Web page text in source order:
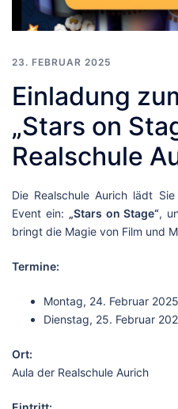
23. FEBRUAR 2025
Einladung
„Stars on
Realschule
Die Realschule Aurich lädt
Event ein: „Stars on Stage“,
bringt die Magie von Film und
Termine:
Montag, 24. Februar
Dienstag, 25. Februar
Ort:
Aula der Realschule Aurich